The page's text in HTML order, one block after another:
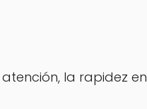
la rapidez en